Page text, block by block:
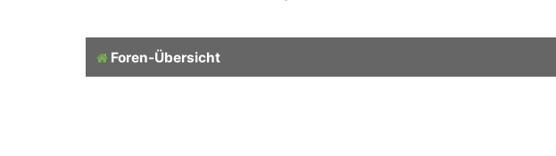
Foren-Übersicht